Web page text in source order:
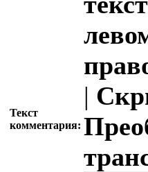
Текст
комментария:
|